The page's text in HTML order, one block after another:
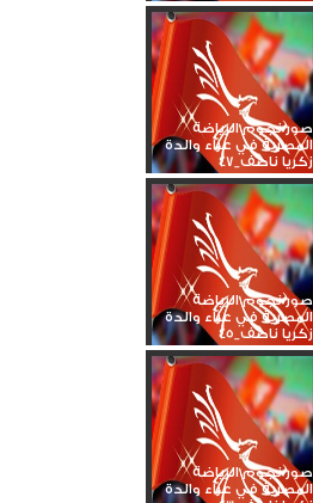
صور نجوم الرياضة
المصرية في عزاء والدة
زكريا ناصف_47
صور نجوم الرياضة
المصرية في عزاء والدة
زكريا ناصف_45
صور نجوم الرياضة
المصرية في عزاء والدة